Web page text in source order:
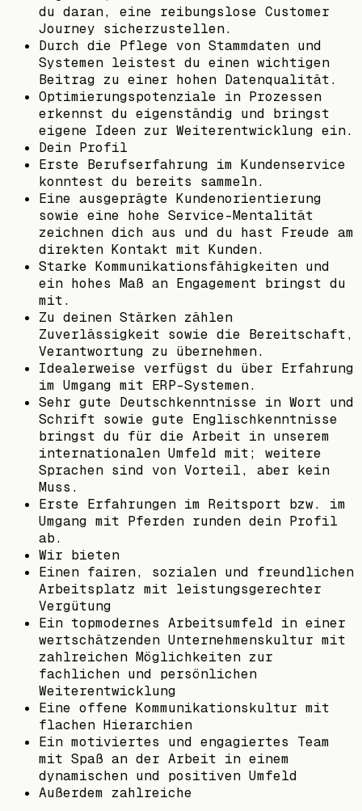
du daran, eine reibungslose Customer
Journey sicherzustellen.
Durch die Pflege von Stammdaten und
Systemen leistest du einen wichtigen
Beitrag zu einer hohen Datenqualität.
Optimierungspotenziale in Prozessen
erkennst du eigenständig und bringst
eigene Ideen zur Weiterentwicklung ein.
Dein Profil
Erste Berufserfahrung im Kundenservice
konntest du bereits sammeln.
Eine ausgeprägte Kundenorientierung
sowie eine hohe Service-Mentalität
zeichnen dich aus und du hast Freude am
direkten Kontakt mit Kunden.
Starke Kommunikationsfähigkeiten und
ein hohes Maß an Engagement bringst du
mit.
Zu deinen Stärken zählen
Zuverlässigkeit sowie die Bereitschaft,
Verantwortung zu übernehmen.
Idealerweise verfügst du über Erfahrung
im Umgang mit ERP-Systemen.
Sehr gute Deutschkenntnisse in Wort und
Schrift sowie gute Englischkenntnisse
bringst du für die Arbeit in unserem
internationalen Umfeld mit; weitere
Sprachen sind von Vorteil, aber kein
Muss.
Erste Erfahrungen im Reitsport bzw. im
Umgang mit Pferden runden dein Profil
ab.
Wir bieten
Einen fairen, sozialen und freundlichen
Arbeitsplatz mit leistungsgerechter
Vergütung
Ein topmodernes Arbeitsumfeld in einer
wertschätzenden Unternehmenskultur mit
zahlreichen Möglichkeiten zur
fachlichen und persönlichen
Weiterentwicklung
Eine offene Kommunikationskultur mit
flachen Hierarchien
Ein motiviertes und engagiertes Team
mit Spaß an der Arbeit in einem
dynamischen und positiven Umfeld
Außerdem zahlreiche